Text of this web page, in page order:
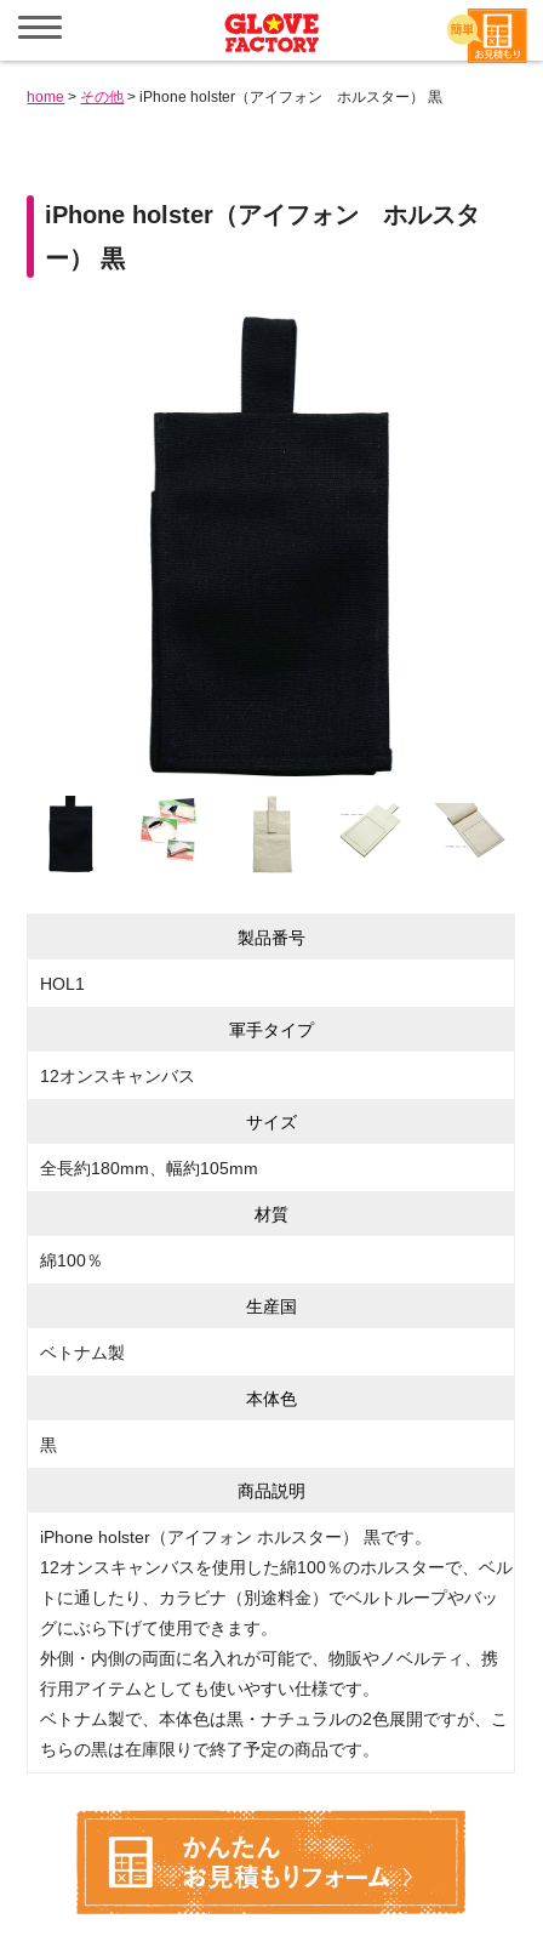
メ
ニ
ュ
を
home > その他 >iPhone holster（アイフォン ホルスター） 黒
iPhone holster（アイフォン ホルスタ
ー） 黒
製品番号
HOL1
軍手タイプ
12オンスキャンバス
サイズ
全長約180mm、幅約105mm
材質
綿100％
生産国
ベトナム製
本体色
黒
商品説明
iPhone holster（アイフォン ホルスター） 黒です。
12オンスキャンバスを使用した綿100％のホルスターで、ベル
トに通したり、カラビナ（別途料金）でベルトループやバッ
グにぶら下げて使用できます。
外側・内側の両面に名入れが可能で、物販やノベルティ、携
行用アイテムとしても使いやすい仕様です。
ベトナム製で、本体色は黒・ナチュラルの2色展開ですが、こ
ちらの黒は在庫限りで終了予定の商品です。